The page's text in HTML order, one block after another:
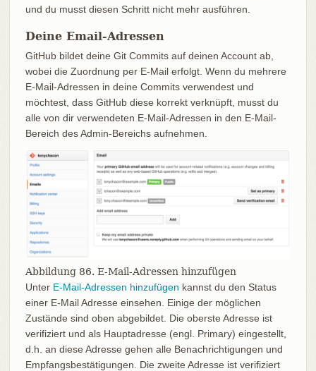
und du musst diesen Schritt nicht mehr ausführen.
Deine Email-Adressen
GitHub bildet deine Git Commits auf deinen Account ab,
wobei die Zuordnung per E-Mail erfolgt. Wenn du mehrere
E-Mail-Adressen in deine Commits verwendest und
möchtest, dass GitHub diese korrekt verknüpft, musst du
alle von dir verwendeten E-Mail-Adressen in den E-Mail-
Bereich des Admin-Bereichs aufnehmen.
Abbildung 86. E-Mail-Adressen hinzufügen
Unter E-Mail-Adressen hinzufügen kannst du den Status
einer E-Mail Adresse einsehen. Einige der möglichen
Zustände sind oben abgebildet. Die oberste Adresse ist
verifiziert und als Hauptadresse (engl. Primary) eingestellt,
d.h. an diese Adresse gehen alle Benachrichtigungen und
Empfangsbestätigungen. Die zweite Adresse ist verifiziert